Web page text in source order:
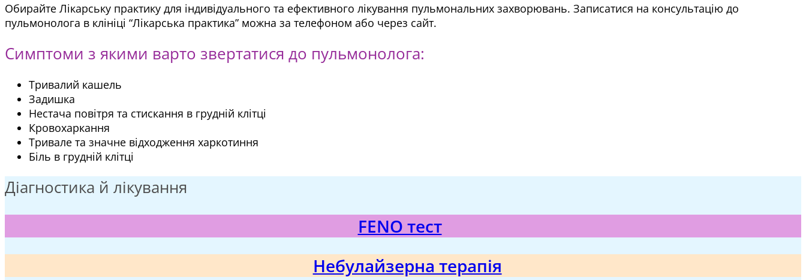
Обирайте Лікарську практику для індивідуального та ефективного лікування пульмональних захворювань. Записатися на консультацію до
пульмонолога в клініці “Лікарська практика” можна за телефоном або через сайт.
Симптоми з якими варто звертатися до пульмонолога:
Тривалий кашель
Задишка
Нестача повітря та стискання в грудній клітці
Кровохаркання
Тривале та значне відходження харкотиння
Біль в грудній клітці
Діагностика й лікування
FENO тест
Небулайзерна терапія